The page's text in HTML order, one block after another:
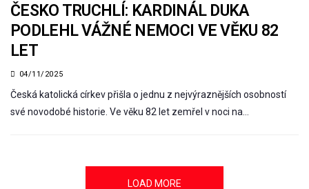
ČESKO TRUCHLÍ: KARDINÁL DUKA
PODLEHL VÁŽNÉ NEMOCI VE VĚKU 82
LET
04/11/2025
Česká katolická církev přišla o jednu z nejvýraznějších osobností
své novodobé historie. Ve věku 82 let zemřel v noci na…
LOAD MORE